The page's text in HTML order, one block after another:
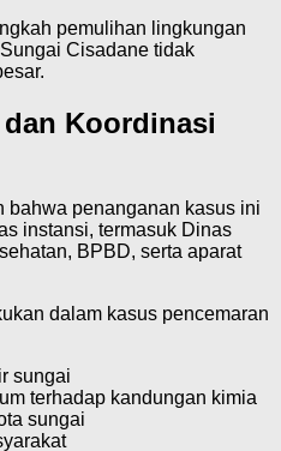
pemulihan lingkungan
Cisadane tidak
Koordinasi
bahwa penanganan kasus ini
instansi, termasuk Dinas
BPBD, serta aparat
dalam kasus pencemaran
sungai
terhadap kandungan kimia
sungai